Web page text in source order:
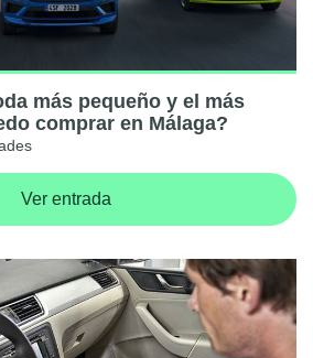
más pequeño y el más
comprar en Málaga?
Ver entrada